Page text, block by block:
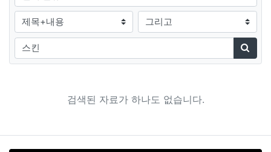
검색조건 검색방법
검색어
검색
검색된 자료가 하나도 없습니다.